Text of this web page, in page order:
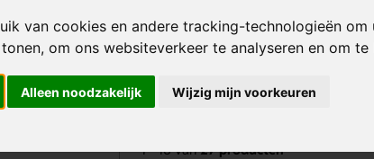
van cookies en andere tracking-technologieën
om ons websiteverkeer te analyseren en om
Alleen noodzakelijk Wijzig mijn voorkeuren
Chocolade
1 - 18 van27 producten